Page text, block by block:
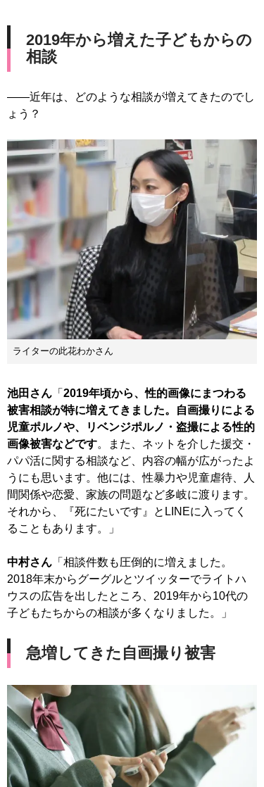
2019年から増えた子どもからの
相談
――近年は、どのような相談が増えてきたのでし
ょう？
ライターの此花わかさん
池田さん 「 2019年頃から、性的画像にまつわる
被害相談が特に増えてきました。自画撮りによる
児童ポルノや、リベンジポルノ・盗撮による性的
画像被害などです。また、ネットを介した援交・
パパ活に関する相談など、内容の幅が広がったよ
うにも思います。他には、性暴力や児童虐待、人
間関係や恋愛、家族の問題など多岐に渡ります。
それから、『死にたいです』とLINEに入ってく
ることもあります。」
中村さん 「相談件数も圧倒的に増えました。
2018年末からグーグルとツイッターでライトハ
ウスの広告を出したところ、2019年から10代の
子どもたちからの相談が多くなりました。」
急増してきた自画撮り被害